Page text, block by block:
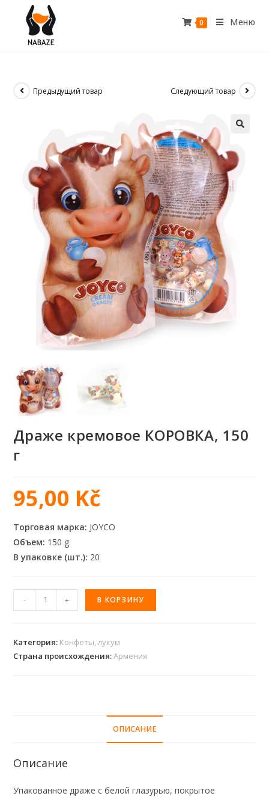
0 Меню
Предыдущий товар Следующий товар
Драже кремовое КОРОВКА, 150
г
95,00 Kč
Торговая марка: JOYCO
Объем: 150 g
В упаковке (шт.): 20
- + В КОРЗИНУ
Категория: Конфеты, лукум
Страна происхождения:Армения
ОПИСАНИЕ
Описание
Упакованное драже с белой глазурью, покрытое